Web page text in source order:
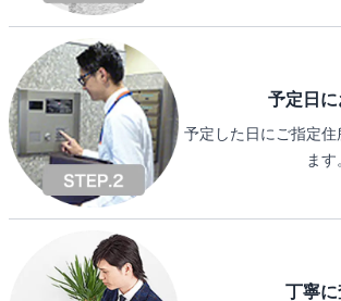
予定日
予定した日にご指定
ます
丁寧